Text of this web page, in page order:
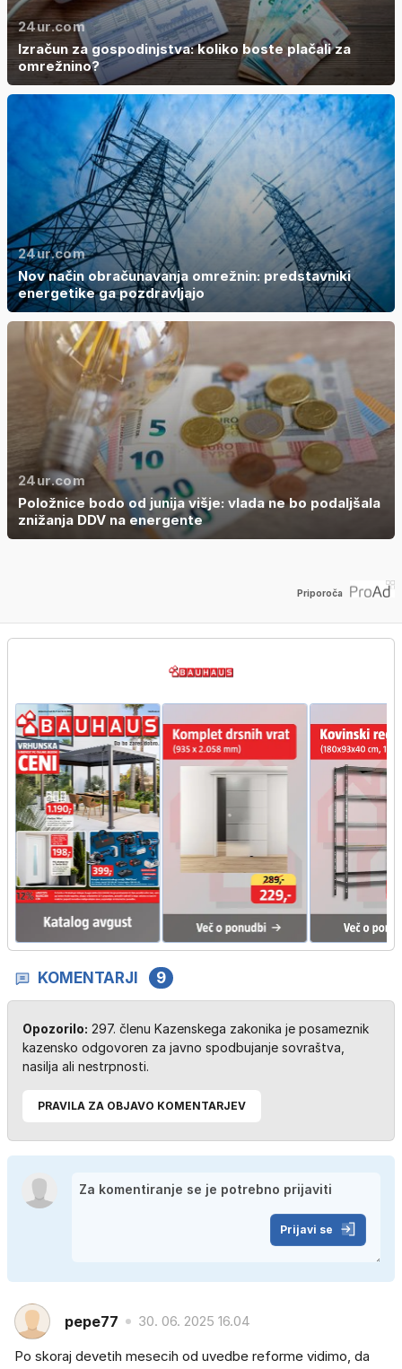
24ur.com
Izračun za gospodinjstva: koliko boste plačali za
omrežnino?
24ur.com
Nov način obračunavanja omrežnin: predstavniki
energetike ga pozdravljajo
24ur.com
Položnice bodo od junija višje: vlada ne bo podaljšala
znižanja DDV na energente
Priporoča
KOMENTARJI 9
Opozorilo: 297. členu Kazenskega zakonika je posameznik
kazensko odgovoren za javno spodbujanje sovraštva,
nasilja ali nestrpnosti.
PRAVILA ZA OBJAVO KOMENTARJEV
Prijavi se
pepe77 30. 06. 2025 16.04
Po skoraj devetih mesecih od uvedbe reforme vidimo, da